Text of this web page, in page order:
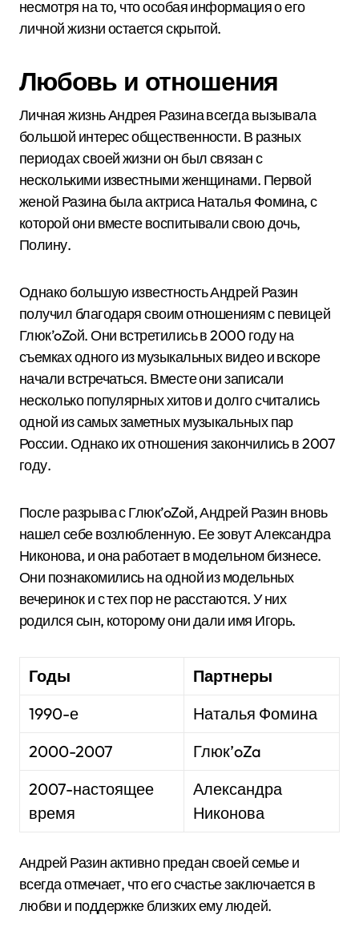
несмотря на то, что особая информация о его
личной жизни остается скрытой.
Любовь и отношения
Личная жизнь Андрея Разина всегда вызывала
большой интерес общественности. В разных
периодах своей жизни он был связан с
несколькими известными женщинами. Первой
женой Разина была актриса Наталья Фомина, с
которой они вместе воспитывали свою дочь,
Полину.
Однако большую известность Андрей Разин
получил благодаря своим отношениям с певицей
Глюк’oZoй. Они встретились в 2000 году на
съемках одного из музыкальных видео и вскоре
начали встречаться. Вместе они записали
несколько популярных хитов и долго считались
одной из самых заметных музыкальных пар
России. Однако их отношения закончились в 2007
году.
После разрыва с Глюк’oZoй, Андрей Разин вновь
нашел себе возлюбленную. Ее зовут Александра
Никонова, и она работает в модельном бизнесе.
Они познакомились на одной из модельных
вечеринок и с тех пор не расстаются. У них
родился сын, которому они дали имя Игорь.
Годы
Партнеры
1990-е
Наталья Фомина
2000-2007
Глюк’oZa
2007-настоящее
время
Александра
Никонова
Андрей Разин активно предан своей семье и
всегда отмечает, что его счастье заключается в
любви и поддержке близких ему людей.